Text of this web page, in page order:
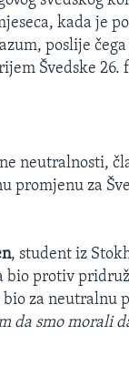
kada je
poslije
Švedske 26.
neutralnosti,
promjenu za
, student iz
protiv
bio za neutralnu
da smo morali